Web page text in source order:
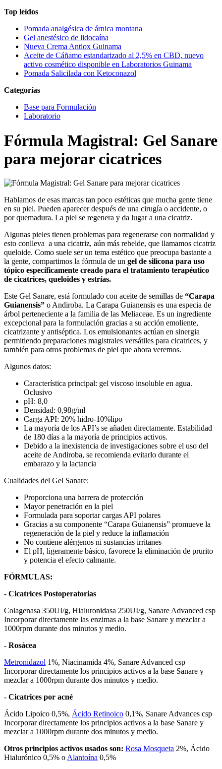
Top leídos
Pomada analgésica de árnica montana
Gel anestésico de lidocaína
Nueva Crema Antiox Guinama
Aceite de Cáñamo estandarizado al 2,5% en CBD, nuevo
activo cosmético disponible en Laboratorios Guinama
Pomada Salicilada con Ketoconazol
Categorías
Base para Formulación
Laboratorio
Fórmula Magistral: Gel Sanare
para mejorar cicatrices
Hablamos de esas marcas tan poco estéticas que mucha gente tiene
en su piel. Pueden aparecer después de una cirugía o accidente, o
por quemadura. La piel se regenera y da lugar a una cicatriz.
Algunas pieles tienen problemas para regenerarse con normalidad y
esto conlleva a una cicatriz, aún más rebelde, que llamamos cicatriz
queloide. Como suele ser un tema estético que preocupa bastante a
la gente, compartimos la fórmula de un gel de silicona para uso
tópico específicamente creado para el tratamiento terapéutico
de cicatrices, queloides y estrías.
Este Gel Sanare, está formulado con aceite de semillas de “Carapa
Guianensis” o Andiroba. La Carapa Guianensis es una especia de
árbol perteneciente a la familia de las Meliaceae. Es un ingrediente
excepcional para la formulación gracias a su acción emoliente,
cicatrizante y antiséptica. Los emulsionantes actúan en sinergia
permitiendo preparaciones magistrales versátiles para cicatrices, y
también para otros problemas de piel que ahora veremos.
Algunos datos:
Característica principal: gel viscoso insoluble en agua.
Oclusivo
pH: 8,0
Densidad: 0,98g/ml
Carga API: 20% hidro-10%lipo
La mayoría de los API’s se añaden directamente. Estabilidad
de 180 días a la mayoría de principios activos.
Debido a la inexistencia de investigaciones sobre el uso del
aceite de Andiroba, se recomienda evitarlo durante el
embarazo y la lactancia
Cualidades del Gel Sanare:
Proporciona una barrera de protección
Mayor penetración en la piel
Formulada para soportar cargas API polares
Gracias a su componente “Carapa Guianensis” promueve la
regeneración de la piel y reduce la inflamación
No contiene alérgenos ni sustancias irritanes
El pH, ligeramente básico, favorece la eliminación de prurito
y potencia el efecto calmante.
FÓRMULAS:
- Cicatrices Postoperatorias
Colagenasa 350UI/g, Hialuronidasa 250UI/g, Sanare Advanced csp
Incorporar directamente las enzimas a la base Sanare y mezclar a
1000rpm durante dos minutos y medio.
- Rosácea
Metronidazol 1%, Niacinamida 4%, Sanare Advanced csp
Incorporar directamente los principios activos a la base Sanare y
mezclar a 1000rpm durante dos minutos y medio.
- Cicatrices por acné
Ácido Lipoico 0,5%, Ácido Retinoico 0,1%, Sanare Advances csp
Incorporar directamente los principios activos a la base Sanare y
mezclar a 1000rpm durante dos minutos y medio.
Otros principios activos usados son: Rosa Mosqueta 2%, Ácido
Hialurónico 0,5% o Alantoína 0,5%